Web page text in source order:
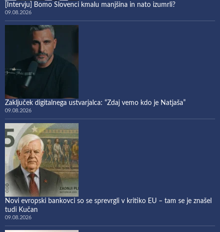
[Intervju] Bomo Slovenci kmalu manjšina in nato izumrli?
09.08.2026
Zaključek digitalnega ustvarjalca: “Zdaj vemo kdo je Natjaša”
09.08.2026
Novi evropski bankovci so se sprevrgli v kritiko EU – tam se je znašel
tudi Kučan
09.08.2026